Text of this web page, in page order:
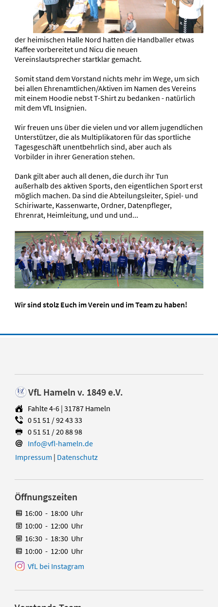
der heimischen Halle Nord hatten die Handballer etwas
Kaffee vorbereitet und Nicu die neuen
Vereinslautsprecher startklar gemacht.
Somit stand dem Vorstand nichts mehr im Wege, um sich
bei allen Ehrenamtlichen/Aktiven im Namen des Vereins
mit einem Hoodie nebst T-Shirt zu bedanken - natürlich
mit dem VfL Insignien.
Wir freuen uns über die vielen und vor allem jugendlichen
Unterstützer, die als Multiplikatoren für das sportliche
Tagesgeschäft unentbehrlich sind, aber auch als
Vorbilder in ihrer Generation stehen.
Dank gilt aber auch all denen, die durch ihr Tun
außerhalb des aktiven Sports, den eigentlichen Sport erst
möglich machen. Da sind die Abteilungsleiter, Spiel- und
Schiriwarte, Kassenwarte, Ordner, Datenpfleger,
Ehrenrat, Heimleitung, und und und...
Wir sind stolz Euch im Verein und im Team zu haben!
VfL Hameln v. 1849 e.V.
Fahlte 4-6 | 31787 Hameln
0 51 51 / 92 43 33
0 51 51 / 20 88 98
Info@vfl-hameln.de
Impressum | Datenschutz
Öffnungszeiten
16:00 - 18:00 Uhr
10:00 - 12:00 Uhr
16:30 - 18:30 Uhr
10:00 - 12:00 Uhr
VfL bei Instagram